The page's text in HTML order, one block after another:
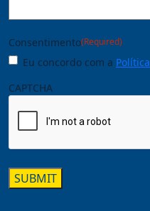
Consentimento(Required)
Eu concordo com a
CAPTCHA